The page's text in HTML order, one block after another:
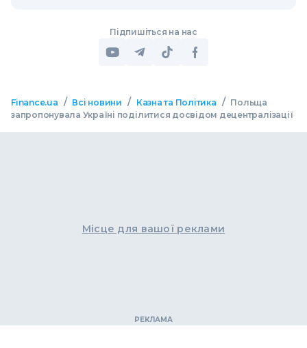
Підпишіться на нас
Finance.ua / Всі новини / Казна та Політика / Польща
запропонувала Україні поділитися досвідом децентралізації
Місце для вашої реклами